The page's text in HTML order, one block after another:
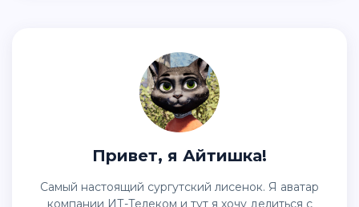
Привет, я Айтишка!
Самый настоящий сургутский лисенок. Я аватар
компании ИТ-Телеком и тут я хочу делиться с